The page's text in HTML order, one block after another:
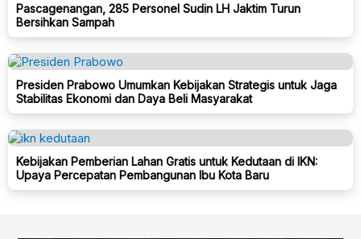
Pascagenangan, 285 Personel Sudin LH Jaktim Turun
Bersihkan Sampah
Presiden Prabowo Umumkan Kebijakan Strategis untuk Jaga
Stabilitas Ekonomi dan Daya Beli Masyarakat
Kebijakan Pemberian Lahan Gratis untuk Kedutaan di IKN:
Upaya Percepatan Pembangunan Ibu Kota Baru